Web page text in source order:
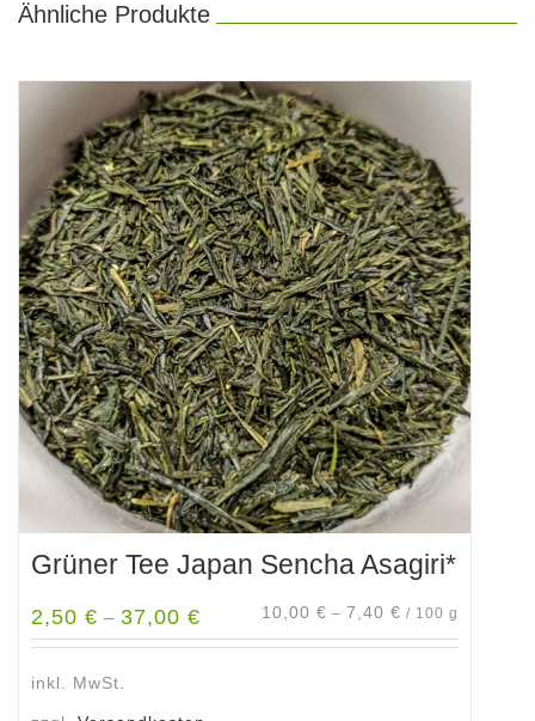
Ähnliche Produkte
Grüner Tee Japan Sencha Asagiri*
2,50 € – 37,00 € 10,00 € – 7,40 € / 100 g
inkl. MwSt.